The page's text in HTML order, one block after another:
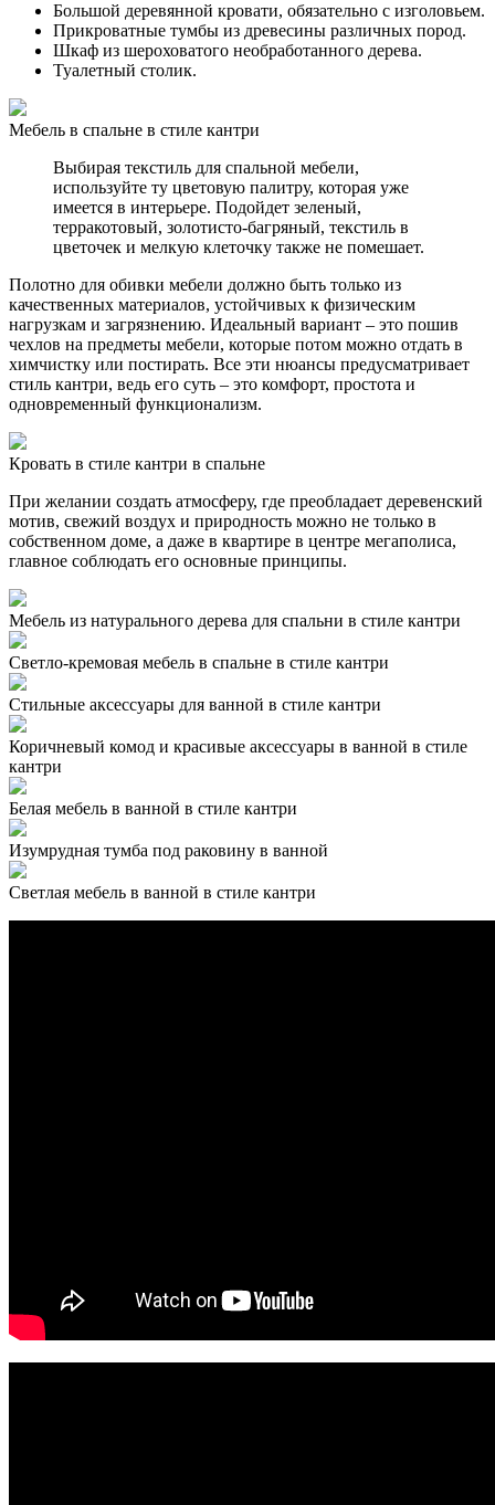
Большой деревянной кровати, обязательно с изголовьем.
Прикроватные тумбы из древесины различных пород.
Шкаф из шероховатого необработанного дерева.
Туалетный столик.
Мебель в спальне в стиле кантри
Выбирая текстиль для спальной мебели,
используйте ту цветовую палитру, которая уже
имеется в интерьере. Подойдет зеленый,
терракотовый, золотисто-багряный, текстиль в
цветочек и мелкую клеточку также не помешает.
Полотно для обивки мебели должно быть только из
качественных материалов, устойчивых к физическим
нагрузкам и загрязнению. Идеальный вариант – это пошив
чехлов на предметы мебели, которые потом можно отдать в
химчистку или постирать. Все эти нюансы предусматривает
стиль кантри, ведь его суть – это комфорт, простота и
одновременный функционализм.
Кровать в стиле кантри в спальне
При желании создать атмосферу, где преобладает деревенский
мотив, свежий воздух и природность можно не только в
собственном доме, а даже в квартире в центре мегаполиса,
главное соблюдать его основные принципы.
Мебель из натурального дерева для спальни в стиле кантри
Светло-кремовая мебель в спальне в стиле кантри
Стильные аксессуары для ванной в стиле кантри
Коричневый комод и красивые аксессуары в ванной в стиле
кантри
Белая мебель в ванной в стиле кантри
Изумрудная тумба под раковину в ванной
Светлая мебель в ванной в стиле кантри